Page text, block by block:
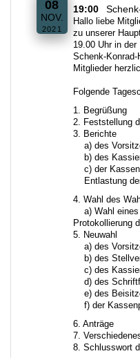
08
NOV.
2021
19:00
Hallo liebe
zu unserer
19.00 Uhr in der
Schenk-
Mitglieder
Folgende
1. Begrüßung
2. Feststellung
3. Berichte
a) des
b) des
c) der
Entlastung
4. Wahl des
a) Wahl eines
Protokollierung
5. Neuwahl
a) des
b) des
c) des
d) des
e) des
f) der
6. Anträge
7.
8. Schlusswort